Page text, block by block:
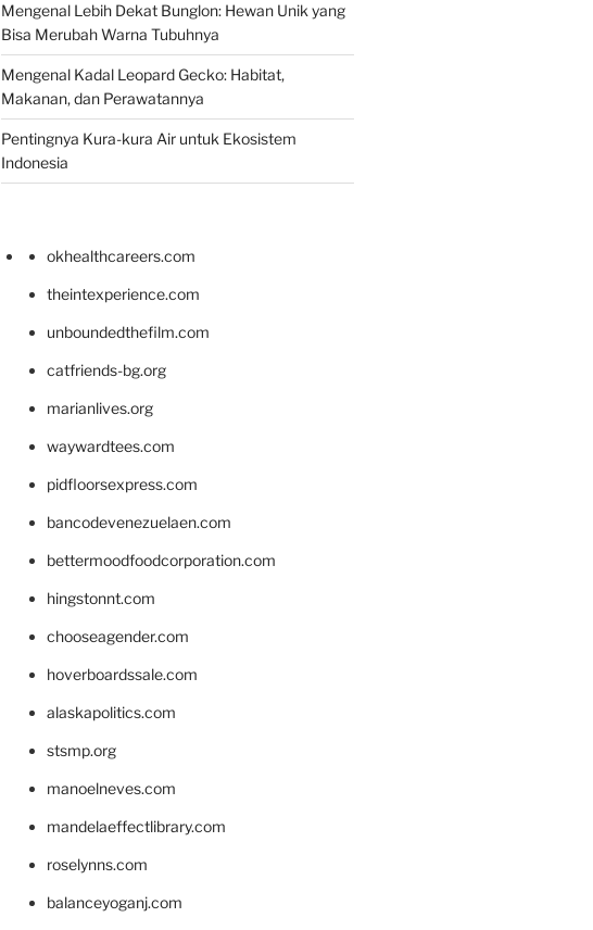
Mengenal Lebih Dekat Bunglon: Hewan Unik yang
Bisa Merubah Warna Tubuhnya
Mengenal Kadal Leopard Gecko: Habitat,
Makanan, dan Perawatannya
Pentingnya Kura-kura Air untuk Ekosistem
Indonesia
okhealthcareers.com
theintexperience.com
unboundedthefilm.com
catfriends-bg.org
marianlives.org
waywardtees.com
pidfloorsexpress.com
bancodevenezuelaen.com
bettermoodfoodcorporation.com
hingstonnt.com
chooseagender.com
hoverboardssale.com
alaskapolitics.com
stsmp.org
manoelneves.com
mandelaeffectlibrary.com
roselynns.com
balanceyoganj.com